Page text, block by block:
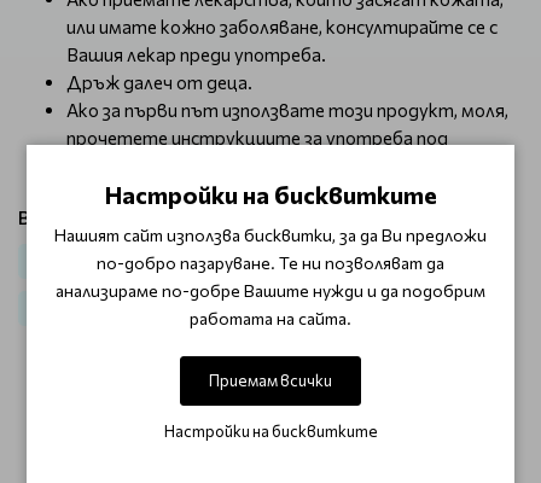
или имате кожно заболяване, консултирайте се с
Вашия лекар преди употреба.
Дръж далеч от деца.
Ако за първи път използвате този продукт, моля,
прочетете инструкциите за употреба под
Виж продукти от категория:
За кола маска Еластична кола маска без ленти
Кола маска Wonda
ОТЗИВИ (0)
Настройки на бисквитките
Нашият сайт използва бисквитки, за да Ви предложи
по-добро пазаруване. Те ни позволяват да
анализираме по-добре Вашите нужди и да подобрим
работата на сайта.
Приемам всички
Настройки на бисквитките